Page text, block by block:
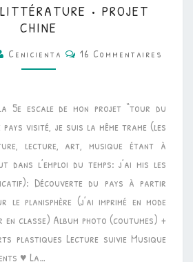
•
LITTÉRATURE
•
PROJET
• PROJET
CHINE
Cenicienta Commentaires
16 Commentaires
5e escale de mon projet “tour du
pays visité, je suis la même trame (les
lecture, art, musique étant à
dans l’emploi du temps: j’ai mis les
Découverte du pays à partir
le planisphère (j’ai imprimé en mode
en classe) Album photo (coutumes) +
plastiques Lecture suivie Musique
♥ La…